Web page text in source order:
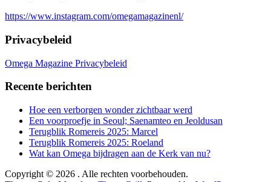
https://www.instagram.com/omegamagazinenl/
Privacybeleid
Omega Magazine Privacybeleid
Recente berichten
Hoe een verborgen wonder zichtbaar werd
Een voorproefje in Seoul; Saenamteo en Jeoldusan
Terugblik Romereis 2025: Marcel
Terugblik Romereis 2025: Roeland
Wat kan Omega bijdragen aan de Kerk van nu?
Copyright © 2026 . Alle rechten voorbehouden.